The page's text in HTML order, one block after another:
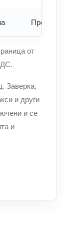
Превод -
от
Заверка,
и други
и се
и